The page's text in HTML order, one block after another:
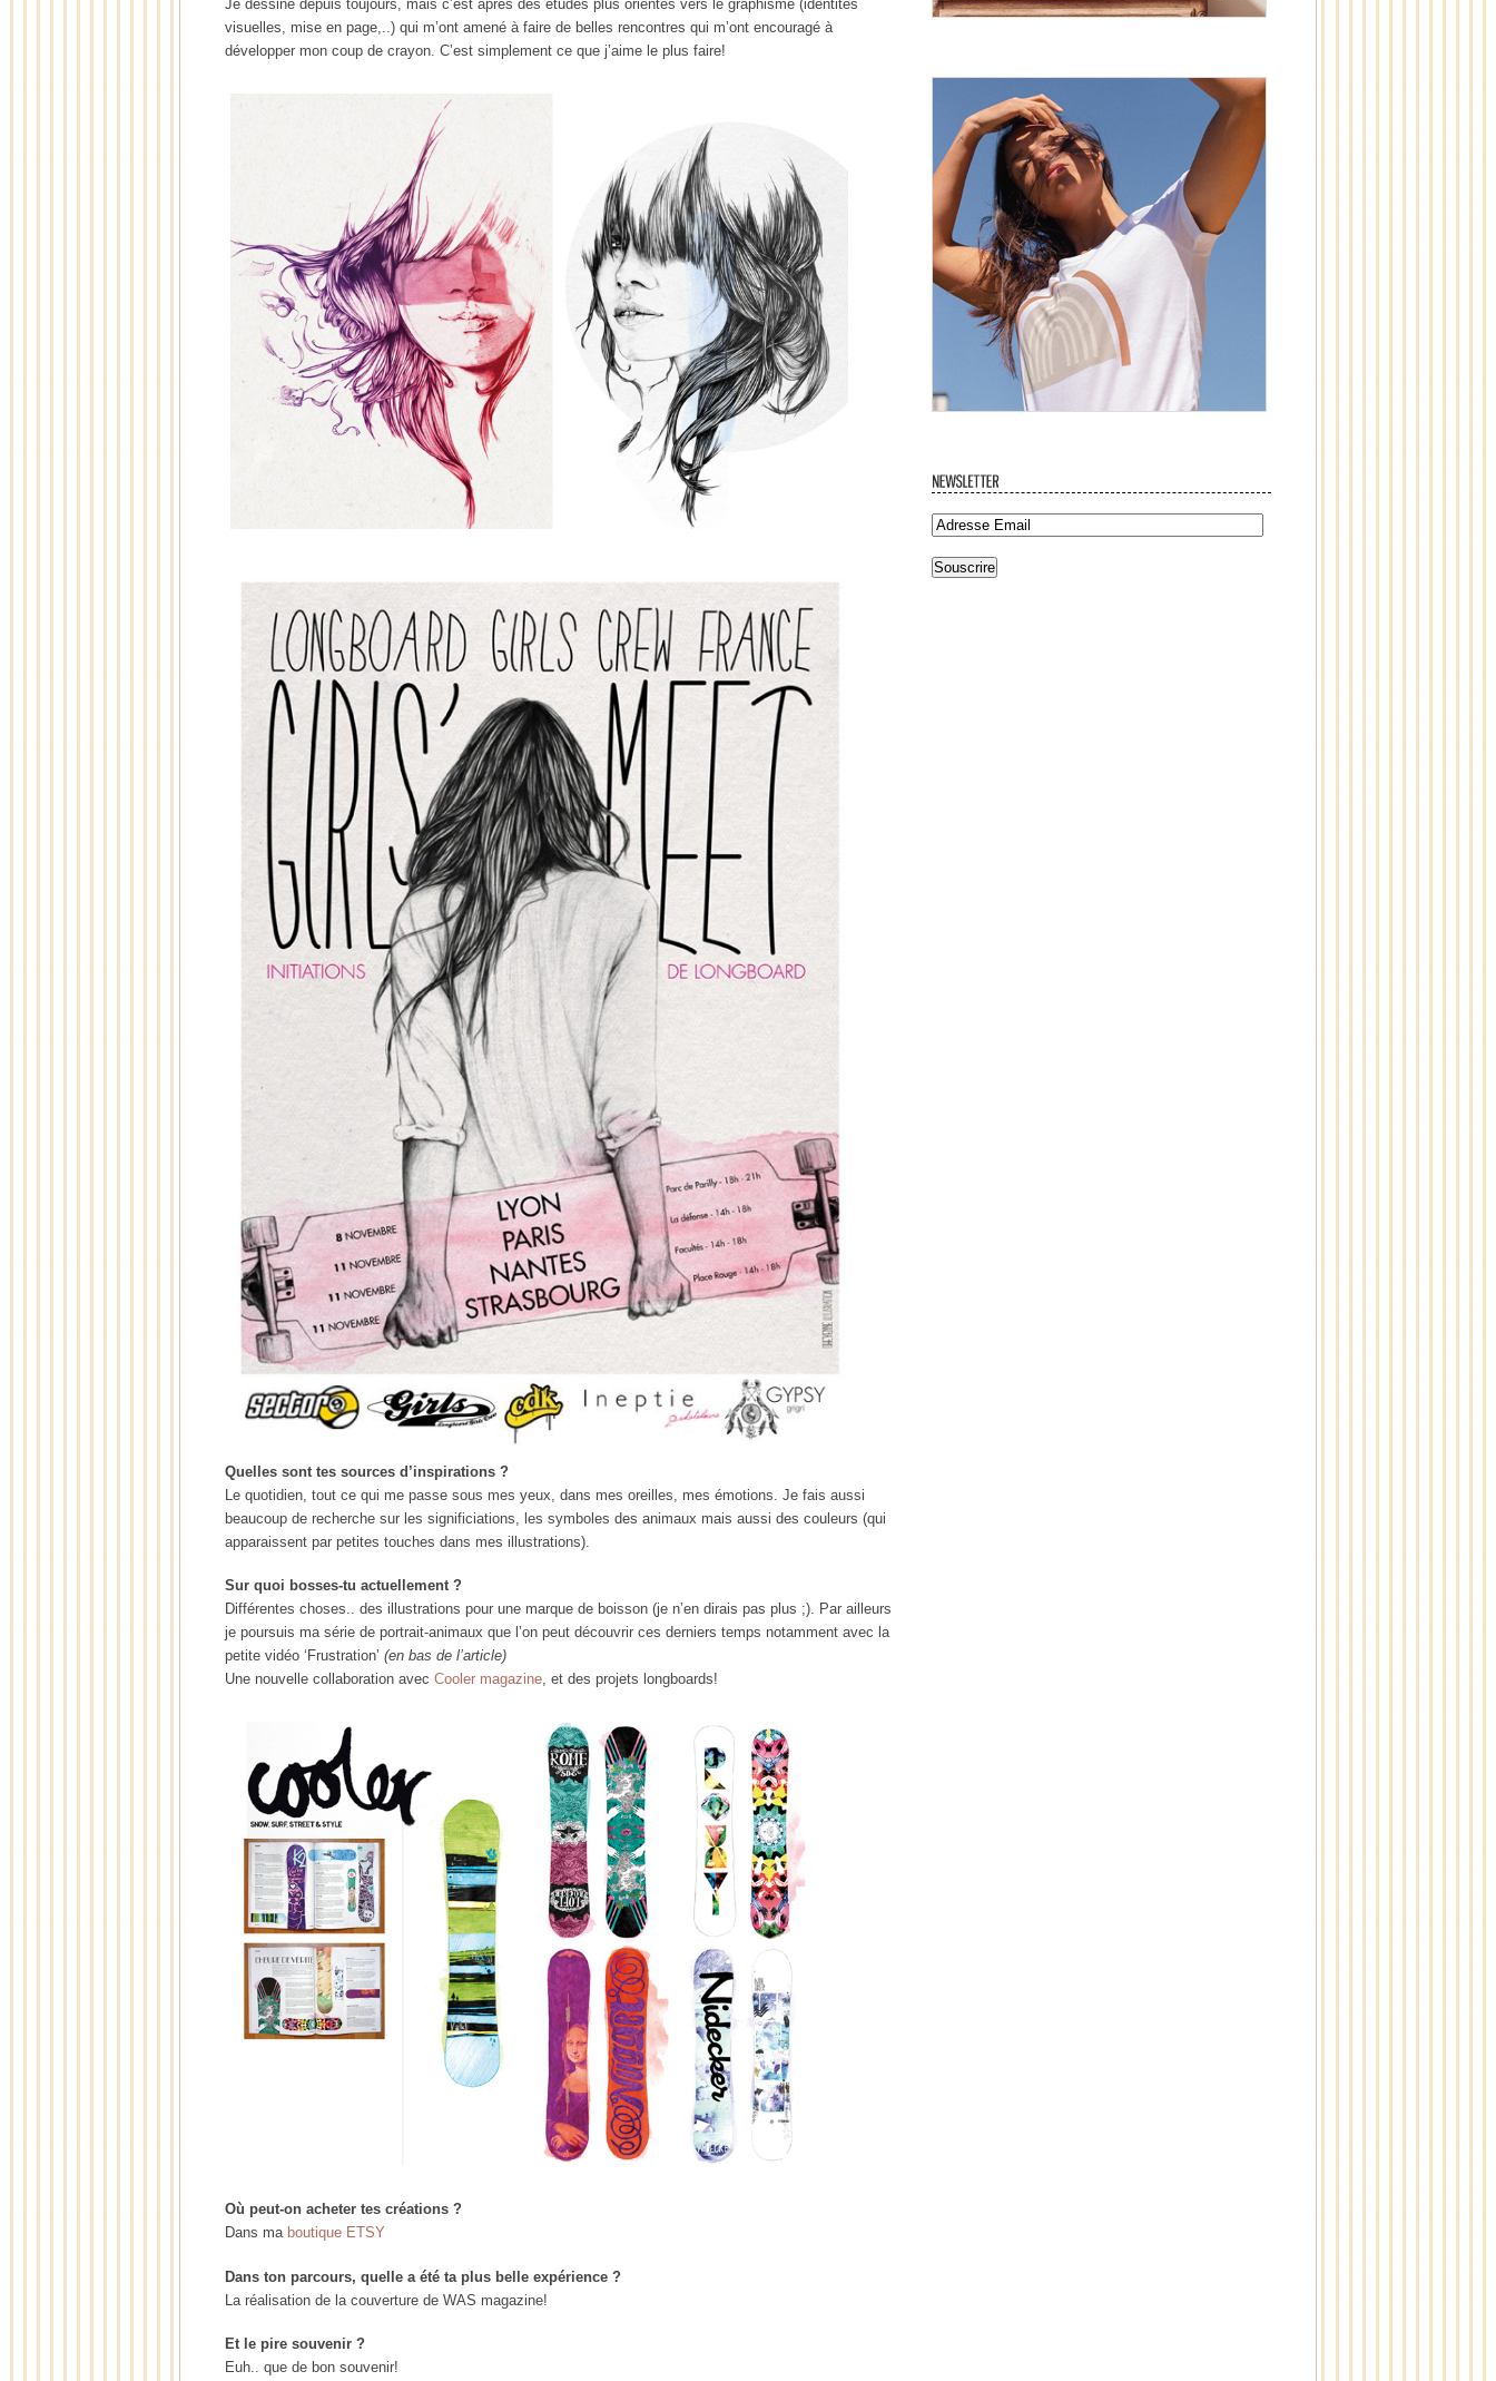
Je dessine depuis toujours, mais c’est après des études plus orientés vers le graphisme (identités
visuelles, mise en page,..) qui m’ont amené à faire de belles rencontres qui m’ont encouragé à
développer mon coup de crayon. C’est simplement ce que j’aime le plus faire!
Quelles sont tes sources d’inspirations ?
Le quotidien, tout ce qui me passe sous mes yeux, dans mes oreilles, mes émotions. Je fais aussi
beaucoup de recherche sur les significiations, les symboles des animaux mais aussi des couleurs (qui
apparaissent par petites touches dans mes illustrations).
Sur quoi bosses-tu actuellement ?
Différentes choses.. des illustrations pour une marque de boisson (je n’en dirais pas plus ;). Par ailleurs
je poursuis ma série de portrait-animaux que l’on peut découvrir ces derniers temps notamment avec la
petite vidéo ‘Frustration’ (en bas de l’article)
Une nouvelle collaboration avec Cooler magazine, et des projets longboards!
Où peut-on acheter tes créations ?
Dans maboutique ETSY
Dans ton parcours, quelle a été ta plus belle expérience ?
La réalisation de la couverture de WAS magazine!
Et le pire souvenir ?
Euh.. que de bon souvenir!